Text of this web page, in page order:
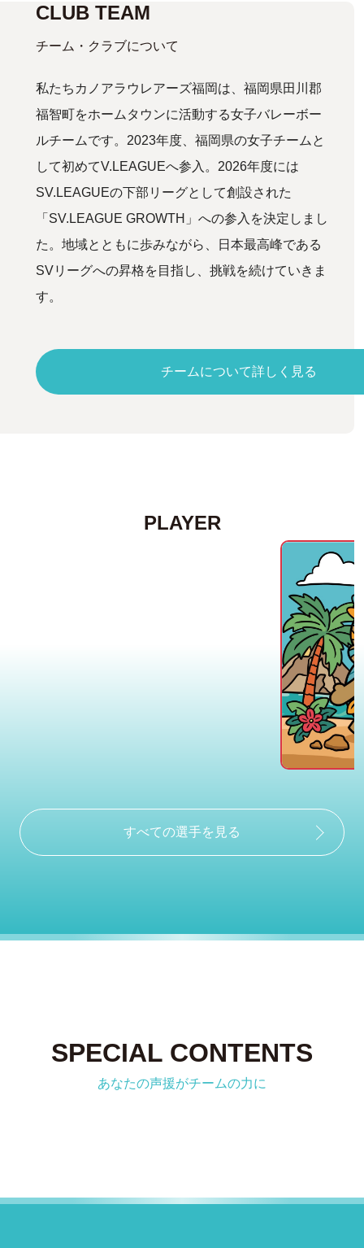
CLUB TEAM
チーム・クラブについて
私たちカノアラウレアーズ福岡は、福岡県田川郡
福智町をホームタウンに活動する女子バレーボー
ルチームです。2023年度、福岡県の女子チームと
して初めてV.LEAGUEへ参入。2026年度には
SV.LEAGUEの下部リーグとして創設された
「SV.LEAGUE GROWTH」への参入を決定しまし
た。地域とともに歩みながら、日本最高峰である
SVリーグへの昇格を目指し、挑戦を続けていきま
す。
チームについて詳しく見る
PLAYER
すべての選手を見る
SPECIAL CONTENTS
あなたの声援がチームの力に